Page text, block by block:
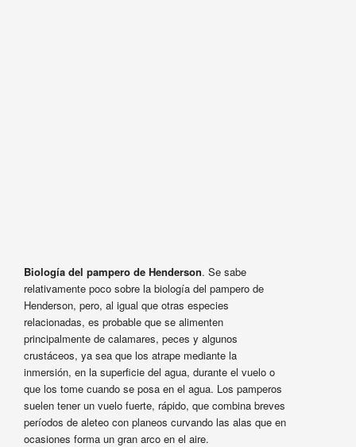
Biología del pampero de Henderson. Se sabe
relativamente poco sobre la biología del pampero de
Henderson, pero, al igual que otras especies
relacionadas, es probable que se alimenten
principalmente de calamares, peces y algunos
crustáceos, ya sea que los atrape mediante la
inmersión, en la superficie del agua, durante el vuelo o
que los tome cuando se posa en el agua. Los pamperos
suelen tener un vuelo fuerte, rápido, que combina breves
períodos de aleteo con planeos curvando las alas que en
ocasiones forma un gran arco en el aire.